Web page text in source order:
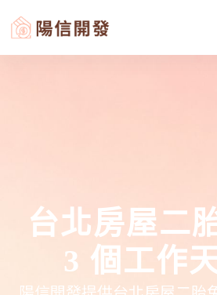
台北房屋二
3 個工作